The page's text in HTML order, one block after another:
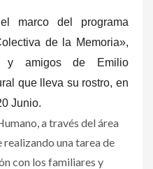
marco del programa
de la Memoria»,
y amigos de Emilio
que lleva su rostro, en
Junio.
a través del área
realizando una tarea de
con los familiares y